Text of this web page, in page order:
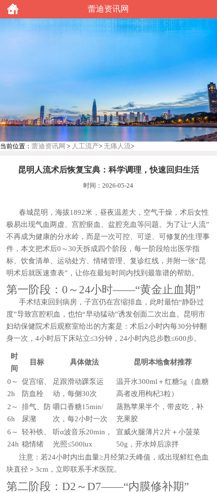
蕾迪资讯网
当前位置： 蕾迪资讯网 > 人工流产> 无痛人流>
昆明人流术后恢复宝典：科学调理，快速回归生活
时间：2026-05-24
春城昆明，海拔1892米，昼夜温差大，空气干燥，术后女性
极易出现气血两虚、宫腔瘀血、盆腔充血等问题。为了让“人流”
不再成为健康的分水岭，而是一次可控、可逆、可修复的生理事
件，本文把术后0～30天拆成四个阶段，每一阶段给出医学指
标、饮食清单、运动处方、情绪管理、复诊红线，并附一张“昆
明术后就医速查表”，让你在最短时间内找到最靠谱的帮助。
第一阶段：0～24小时——“黄金止血期”
手术结束回到病房，子宫仍在宫缩排血，此时最怕“静卧过
度”导致宫腔积血，也怕“早动猛动”诱发创面二次出血。昆明市
妇幼保健院术后观察室给出的方案是：术后2小时内每30分钟翻
身一次，4小时后下床站立≤3分钟，24小时内总步数≤600步。
时
间
目标 具体做法 昆明本地食材推荐
0～
2h
促宫缩、
防血栓
足跟滑动踝泵运
动，每侧30次
温开水300ml＋红糖5g（血糖
高者改用枸杞3粒）
2～
6h
排气、防
尿潴
嚼口香糖15min/
次，每2小时一次
蒸熟苹果半个，带皮吃，补
充果胶
6～
24h
轻补铁、
稳情绪
听α波音乐20min，
光照≤500lux
宣威火腿薄片2片＋小菠菜
50g，开水焯后凉拌
注意：若24小时内出血量≥月经第2天峰值，或出现鲜红色血
块直径＞3cm，立即联系手术医院。
第二阶段：D2～D7——“内膜修补期”